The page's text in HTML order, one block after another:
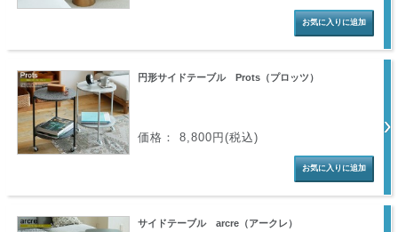
円形サイドテーブル Prots（プロッツ）
価格： 8,800円(税込)
サイドテーブル arcre（アークレ）